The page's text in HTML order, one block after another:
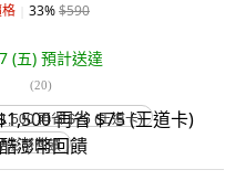
33%$590
(五) 預計送達
(20)
再省 $75 (王道卡)
澎幣回饋